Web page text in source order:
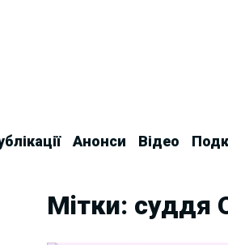
Анонси Відео
Мітки: суддя